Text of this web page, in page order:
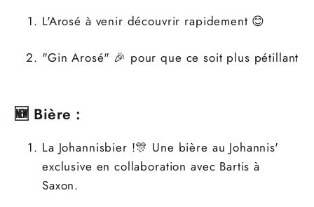
L'Arosé à venir découvrir rapidement 😊
"Gin Arosé" 🎉 pour que ce soit plus pétillant
🆕 Bière :
La Johannisbier !🎊 Une bière au Johannis'
exclusive en collaboration avec Bartis à
Saxon.